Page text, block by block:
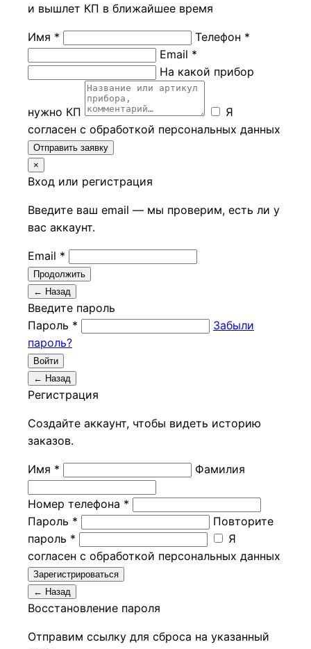
и вышлет КП в ближайшее время
Имя *
Телефон *
Email *
На какой прибор
нужно КП
Я
согласен с обработкой персональных данных
Отправить заявку
×
Вход или регистрация
Введите ваш email — мы проверим, есть ли у
вас аккаунт.
Email *
Продолжить
← Назад
Введите пароль
Пароль *
Забыли
пароль?
Войти
← Назад
Регистрация
Создайте аккаунт, чтобы видеть историю
заказов.
Имя * Фамилия
Номер телефона *
Пароль *
Повторите
пароль *
Я
согласен с обработкой персональных данных
Зарегистрироваться
← Назад
Восстановление пароля
Отправим ссылку для сброса на указанный